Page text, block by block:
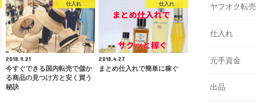
仕入れ
2018.9.21
今すぐできる国内転売で儲か
る商品の見つけ方と安く買う
秘訣
仕入れ
2018.4.27
まとめ仕入れで簡単に稼ぐ
ヤフオク転売
仕入れ
元手資金
出品